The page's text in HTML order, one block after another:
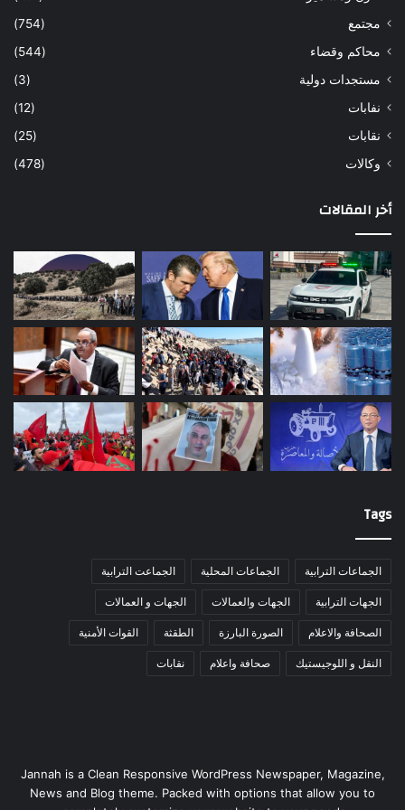
مجتمع
(754)
محاكم وقضاء
(544)
مستجدات دولية
(3)
نفابات
(12)
نقابات
(25)
وكالات
(478)
أخر المقالات
Tags
الجماعات الترابية الجماعات المحلية الجماعت الترابية
الجهات الترابية الجهات والعمالات الجهات و العمالات
الصحافة والاعلام الصورة البارزة الطقثة القوات الأمنية
النقل و اللوجيستيك صحافة واعلام نقابات
Jannah is a Clean Responsive WordPress Newspaper, Magazine,
News and Blog theme. Packed with options that allow you to